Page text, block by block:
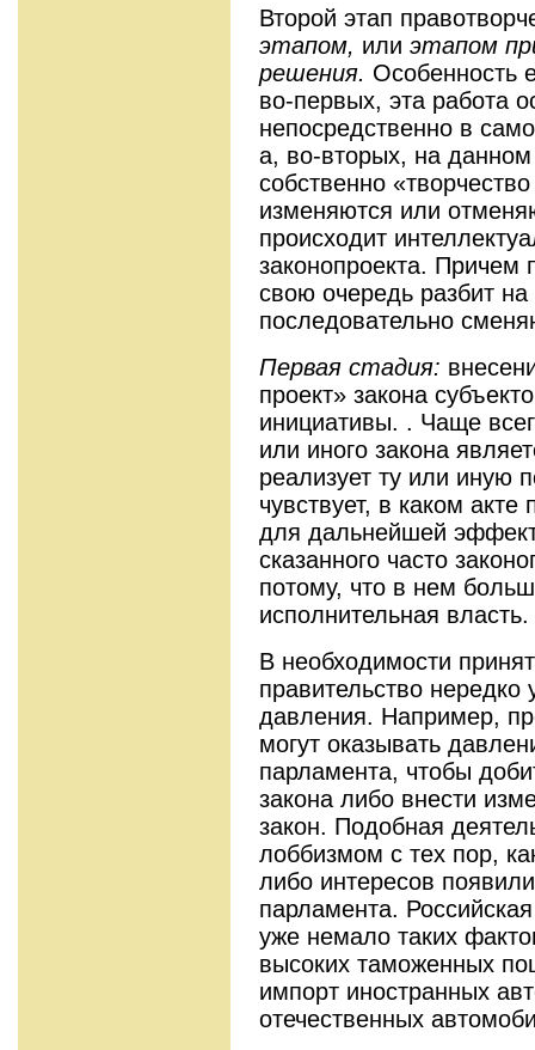
Второй этап
этапом, или этапом
решения. Особенность
во-первых, эта работа
непосредственно в
а, во-вторых, на данном
собственно
изменяются или
происходит
законопроекта. Причем
свою очередь разбит на
последовательно
Первая стадия:
проект» закона
инициативы. . Чаще
или иного закона
реализует ту или иную
чувствует, в каком
для дальнейшей
сказанного часто
потому, что в нем
исполнительная власть.
В необходимости
правительство
давления. Например,
могут оказывать
парламента, чтобы
закона либо внести
закон. Подобная
лоббизмом с тех пор,
либо интересов
парламента.
уже немало таких
высоких таможенных
импорт иностранных
отечественных